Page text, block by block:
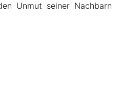
Unmut seiner Nachbarn